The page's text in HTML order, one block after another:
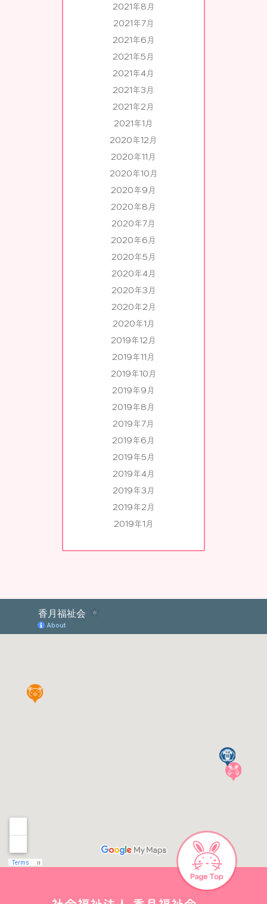
2021年8月
2021年7月
2021年6月
2021年5月
2021年4月
2021年3月
2021年2月
2021年1月
2020年12月
2020年11月
2020年10月
2020年9月
2020年8月
2020年7月
2020年6月
2020年5月
2020年4月
2020年3月
2020年2月
2020年1月
2019年12月
2019年11月
2019年10月
2019年9月
2019年8月
2019年7月
2019年6月
2019年5月
2019年4月
2019年3月
2019年2月
2019年1月